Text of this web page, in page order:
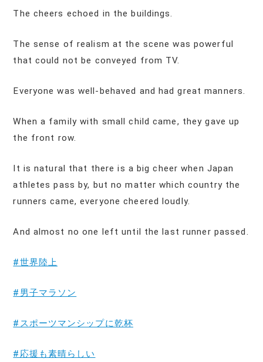
The cheers echoed in the buildings.
The sense of realism at the scene was powerful
that could not be conveyed from TV.
Everyone was well-behaved and had great manners.
When a family with small child came, they gave up
the front row.
It is natural that there is a big cheer when Japan
athletes pass by, but no matter which country the
runners came, everyone cheered loudly.
And almost no one left until the last runner passed.
#世界陸上
#男子マラソン
#スポーツマンシップに乾杯
#応援も素晴らしい